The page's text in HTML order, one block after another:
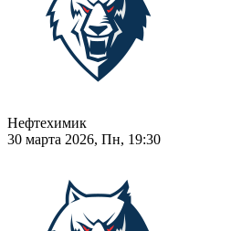
Нефтехимик
30 марта 2026, Пн, 19:30